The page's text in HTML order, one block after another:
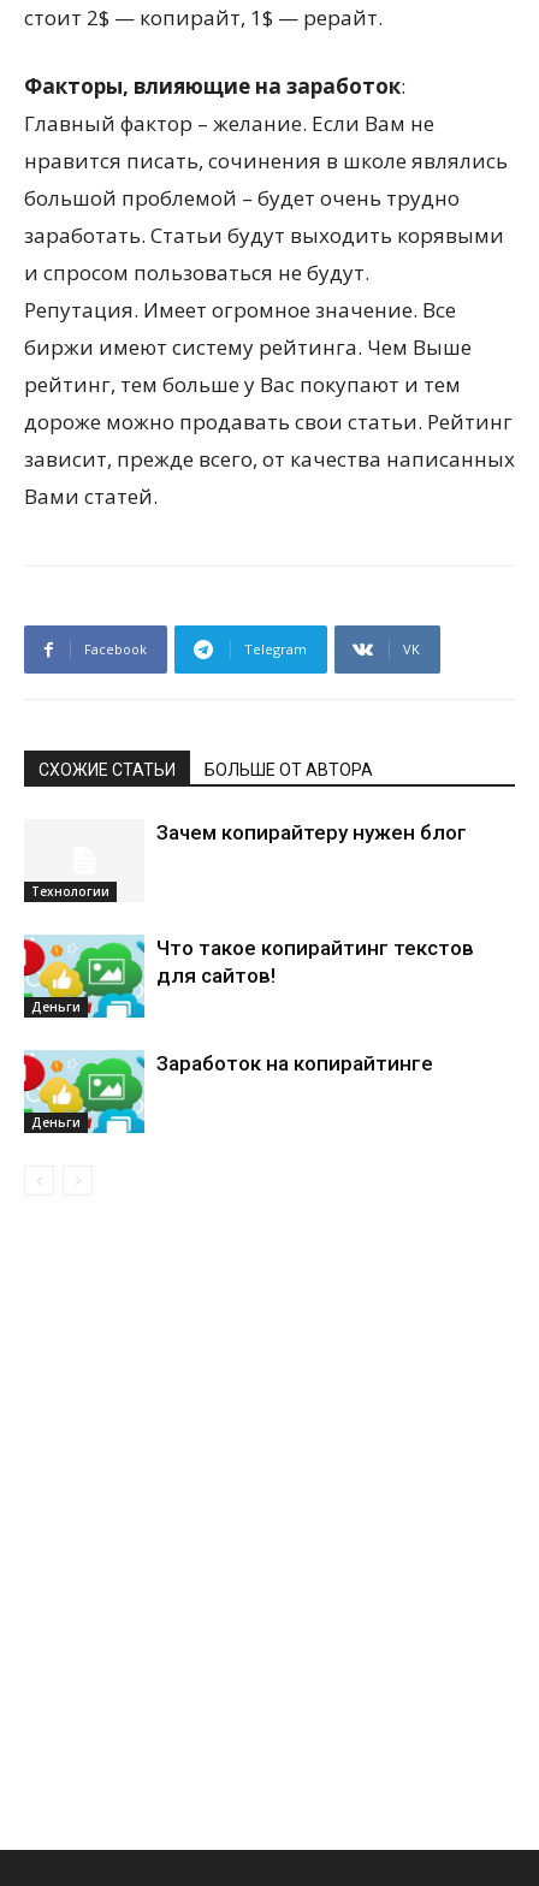
стоит 2$ — копирайт, 1$ — рерайт.
Факторы, влияющие на заработок:
Главный фактор – желание. Если Вам не
нравится писать, сочинения в школе являлись
большой проблемой – будет очень трудно
заработать. Статьи будут выходить корявыми
и спросом пользоваться не будут.
Репутация. Имеет огромное значение. Все
биржи имеют систему рейтинга. Чем Выше
рейтинг, тем больше у Вас покупают и тем
дороже можно продавать свои статьи. Рейтинг
зависит, прежде всего, от качества написанных
Вами статей.
Facebook Telegram VK
СХОЖИЕ СТАТЬИ БОЛЬШЕ ОТ АВТОРА
Технологии
Зачем копирайтеру нужен блог
Деньги
Что такое копирайтинг текстов
для сайтов!
Деньги
Заработок на копирайтинге